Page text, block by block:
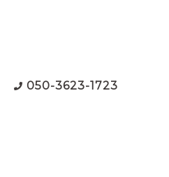
050-3623-1723